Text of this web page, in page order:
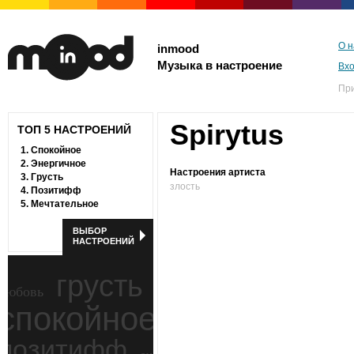
inmood
Музыка в настроение
О
ТОП 5 НАСТРОЕНИЙ
1. Спокойное
2. Энергичное
3. Грусть
4. Позитифф
5. Мечтательное
ВЫБОР
НАСТРОЕНИЙ
грусть
Spirytus
Настроения артиста
злость